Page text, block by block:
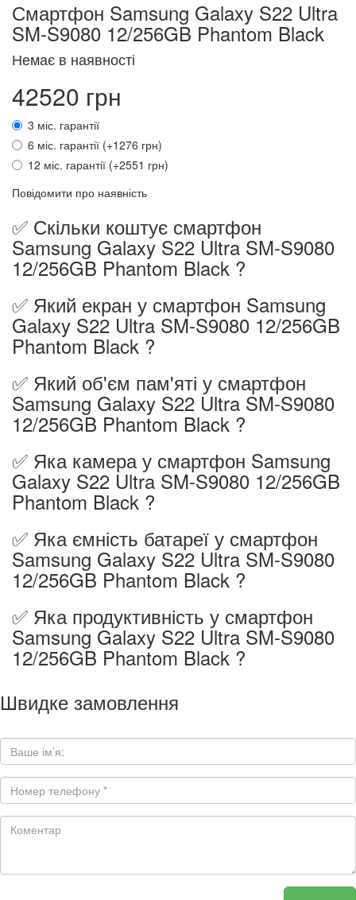
Смартфон Samsung Galaxy S22 Ultra
SM-S9080 12/256GB Phantom Black
Немає в наявності
42520 грн
3 міс. гарантії
6 міс. гарантії (+1276 грн)
12 міс. гарантії (+2551 грн)
Повідомити про наявність
✅ Скільки коштує смартфон
Samsung Galaxy S22 Ultra SM-S9080
12/256GB Phantom Black ?
✅ Який екран у смартфон Samsung
Galaxy S22 Ultra SM-S9080 12/256GB
Phantom Black ?
✅ Який об'єм пам'яті у смартфон
Samsung Galaxy S22 Ultra SM-S9080
12/256GB Phantom Black ?
✅ Яка камера у смартфон Samsung
Galaxy S22 Ultra SM-S9080 12/256GB
Phantom Black ?
✅ Яка ємність батареї у смартфон
Samsung Galaxy S22 Ultra SM-S9080
12/256GB Phantom Black ?
✅ Яка продуктивність у смартфон
Samsung Galaxy S22 Ultra SM-S9080
12/256GB Phantom Black ?
Швидке замовлення